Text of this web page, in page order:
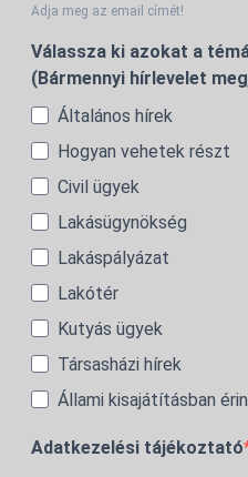
Adja meg az email címét!
Válassza ki azokat a
(Bármennyi hírlevelet
Általános hírek
Hogyan vehetek részt
Civil ügyek
Lakásügynökség
Lakáspályázat
Lakótér
Kutyás ügyek
Társasházi hírek
Állami kisajátításban
Adatkezelési tájékoztató